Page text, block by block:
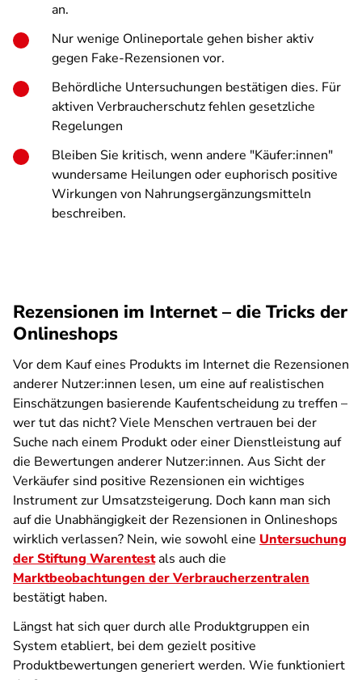
an.
Nur wenige Onlineportale gehen bisher aktiv
gegen Fake-Rezensionen vor.
Behördliche Untersuchungen bestätigen dies. Für
aktiven Verbraucherschutz fehlen gesetzliche
Regelungen
Bleiben Sie kritisch, wenn andere "Käufer:innen"
wundersame Heilungen oder euphorisch positive
Wirkungen von Nahrungsergänzungsmitteln
beschreiben.
Rezensionen im Internet – die Tricks der
Onlineshops
Vor dem Kauf eines Produkts im Internet die Rezensionen
anderer Nutzer:innen lesen, um eine auf realistischen
Einschätzungen basierende Kaufentscheidung zu treffen –
wer tut das nicht? Viele Menschen vertrauen bei der
Suche nach einem Produkt oder einer Dienstleistung auf
die Bewertungen anderer Nutzer:innen. Aus Sicht der
Verkäufer sind positive Rezensionen ein wichtiges
Instrument zur Umsatzsteigerung. Doch kann man sich
auf die Unabhängigkeit der Rezensionen in Onlineshops
wirklich verlassen? Nein, wie sowohl eine Untersuchung
der Stiftung Warentestals auch die
Marktbeobachtungen der Verbraucherzentralen
bestätigt haben.
Längst hat sich quer durch alle Produktgruppen ein
System etabliert, bei dem gezielt positive
Produktbewertungen generiert werden. Wie funktioniert